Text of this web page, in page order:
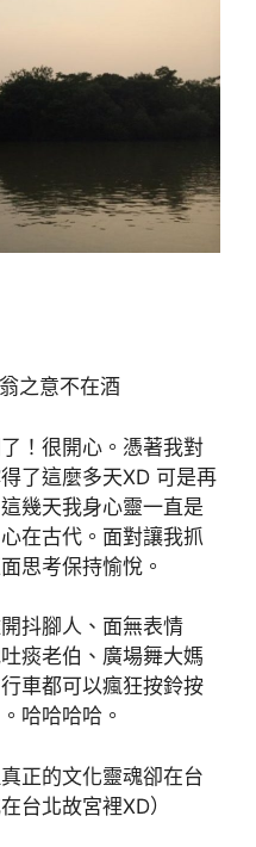
之意不在酒
！很開心。憑著我對
了這麼多天XD 可是再
幾天我身心靈一直是
在古代。面對讓我抓
思考保持愉悅。
抖腳人、面無表情
痰老伯、廣場舞大媽
車都可以瘋狂按鈴按
哈哈哈哈。
正的文化靈魂卻在台
台北故宮裡XD）